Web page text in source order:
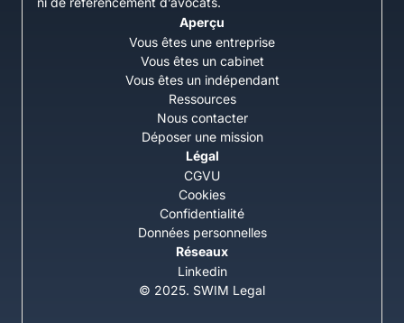
Aperçu
Vous êtes une entreprise
Vous êtes un cabinet
Vous êtes un indépendant
Ressources
Nous contacter
Déposer une mission
Légal
CGVU
Cookies
Confidentialité
Données personnelles
Réseaux
Linkedin
© 2025. SWIM Legal